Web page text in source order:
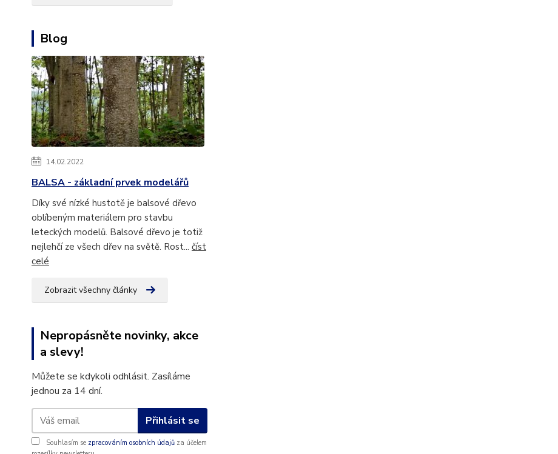
Blog
14.02.2022
BALSA - základní prvek modelářů
Díky své nízké hustotě je balsové dřevo
oblíbeným materiálem pro stavbu
leteckých modelů. Balsové dřevo je totiž
nejlehčí ze všech dřev na světě. Rost... číst
celé
Zobrazit všechny články
Nepropásněte novinky, akce
a slevy!
Můžete se kdykoli odhlásit. Zasíláme
jednou za 14 dní.
Přihlásit se
Souhlasím se zpracováním osobních údajů za účelem